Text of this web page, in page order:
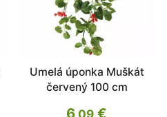
Umelá úponka Muškát
červený 100 cm
6,09 €